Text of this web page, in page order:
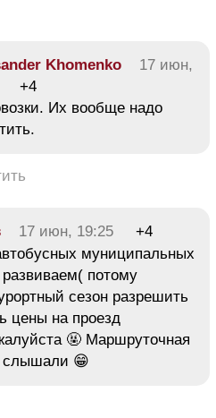
Khomenko
17 июн,
+4
Их вообще надо
17 июн, 19:25
+4
муниципальных
потому
сезон разрешить
цены на проезд
🤬 Маршруточная
слышали 😁